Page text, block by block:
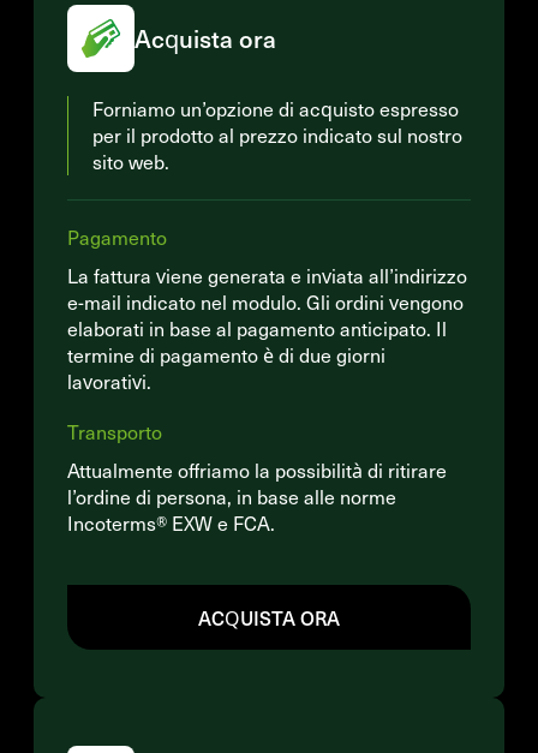
Acquista ora
Forniamo un’opzione di acquisto espresso
per il prodotto al prezzo indicato sul nostro
sito web.
Pagamento
La fattura viene generata e inviata all’indirizzo
e-mail indicato nel modulo. Gli ordini vengono
elaborati in base al pagamento anticipato. Il
termine di pagamento è di due giorni
lavorativi.
Transporto
Attualmente offriamo la possibilità di ritirare
l’ordine di persona, in base alle norme
Incoterms® EXW e FCA.
ACQUISTA ORA